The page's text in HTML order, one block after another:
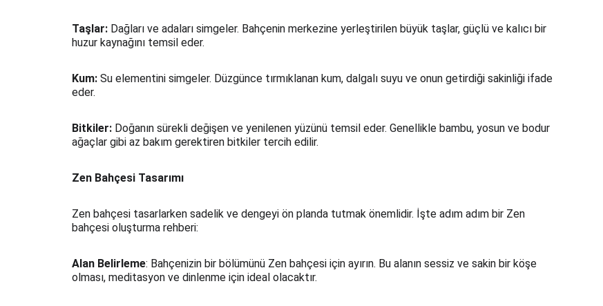
Taşlar: Dağları ve adaları simgeler. Bahçenin merkezine yerleştirilen büyük taşlar, güçlü ve kalıcı bir
huzur kaynağını temsil eder.
Kum: Su elementini simgeler. Düzgünce tırmıklanan kum, dalgalı suyu ve onun getirdiği sakinliği ifade
eder.
Bitkiler: Doğanın sürekli değişen ve yenilenen yüzünü temsil eder. Genellikle bambu, yosun ve bodur
ağaçlar gibi az bakım gerektiren bitkiler tercih edilir.
Zen Bahçesi Tasarımı
Zen bahçesi tasarlarken sadelik ve dengeyi ön planda tutmak önemlidir. İşte adım adım bir Zen
bahçesi oluşturma rehberi:
Alan Belirleme: Bahçenizin bir bölümünü Zen bahçesi için ayırın. Bu alanın sessiz ve sakin bir köşe
olması, meditasyon ve dinlenme için ideal olacaktır.